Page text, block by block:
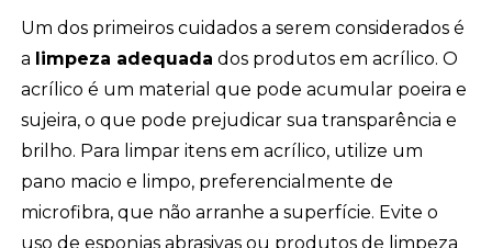
Um dos primeiros cuidados a serem considerados é
a limpeza adequada dos produtos em acrílico. O
acrílico é um material que pode acumular poeira e
sujeira, o que pode prejudicar sua transparência e
brilho. Para limpar itens em acrílico, utilize um
pano macio e limpo, preferencialmente de
microfibra, que não arranhe a superfície. Evite o
uso de esponjas abrasivas ou produtos de limpeza